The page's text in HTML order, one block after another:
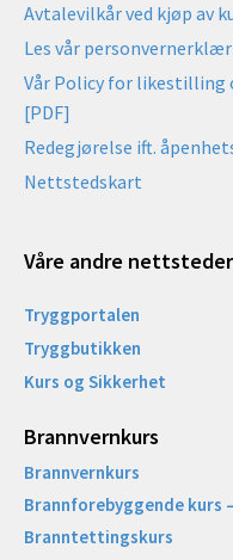
Avtalevilkår ved kjøp av
Les vår
Vår Policy for
[PDF]
Redegjørelse ift.
Nettstedskart
Våre andre nettsteder
Tryggportalen
Tryggbutikken
Kurs og Sikkerhet
Brannvernkurs
Brannvernkurs
Brannforebyggende kurs
Branntettingskurs